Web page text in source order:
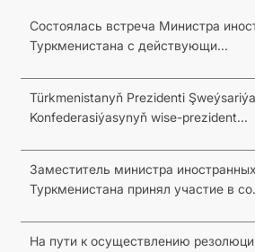
Состоялась встреча Министра
Туркменистана с действующи...
Türkmenistanyň Prezidenti Şweýsariýa
Konfederasiýasynyň wise-prezident...
Заместитель министра
Туркменистана принял участие в
На пути к осуществлению